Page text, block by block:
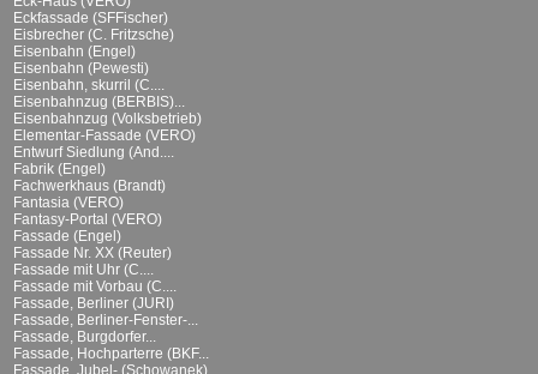
Eckfassade (SFFischer)
Eisbrecher (C. Fritzsche)
Eisenbahn (Engel)
Eisenbahn (Pewesti)
Eisenbahn, skurril (C....
Eisenbahnzug (BERBIS)...
Eisenbahnzug (Volksbetrieb)
Elementar-Fassade (VERO)
Entwurf Siedlung (And....
Fabrik (Engel)
Fachwerkhaus (Brandt)
Fantasia (VERO)
Fantasy-Portal (VERO)
Fassade (Engel)
Fassade Nr. XX (Reuter)
Fassade mit Uhr (C....
Fassade mit Vorbau (C....
Fassade, Berliner (JURI)
Fassade, Berliner-Fenster-...
Fassade, Burgdorfer...
Fassade, Hochparterre (BKF...
Fassade, Jubel- (Schowanek)